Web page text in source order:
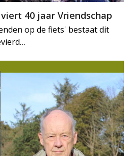
40 jaar Vriendschap
op de fiets' bestaat dit